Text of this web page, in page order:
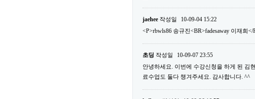
jaehee 작성일
10-09-04 15:22
<P>rbwls86 송규진<BR>fadesaway 이재희</
초딩 작성일
10-09-07 23:55
안녕하세요. 이번에 수강신청을 하게 된 김
료수업도 둘다 챙겨주세요. 감사합니다. ^^